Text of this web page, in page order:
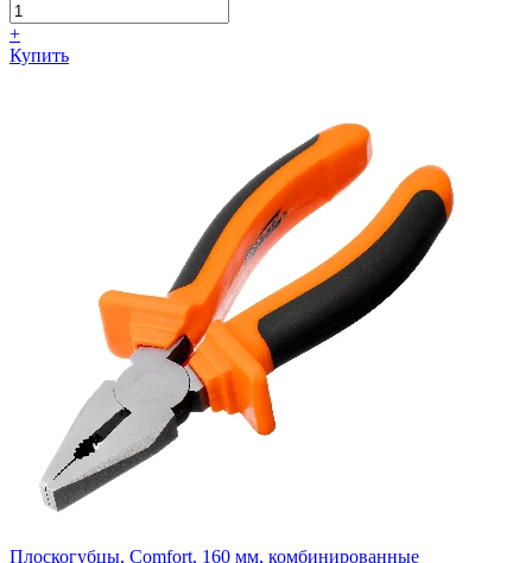
+
Купить
Плоскогубцы, Comfort, 160 мм, комбинированные